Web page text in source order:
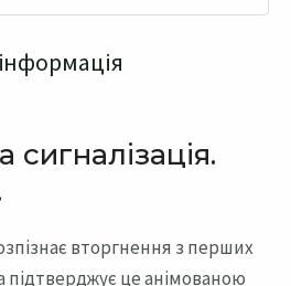
вторгнення з перших
підтверджує це анімованою